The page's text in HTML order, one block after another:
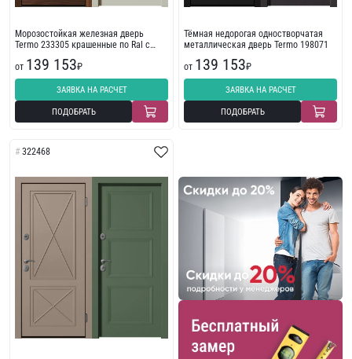
Морозостойкая железная дверь
Termo 233305 крашенные по Ral с
от 139 153₽
ЗАЯВКА НА РАСЧЕТ
ПОДОБРАТЬ
Тёмная недорогая одностворчатая
металлическая дверь Termo 198071
от 139 153₽
ЗАЯВКА НА РАСЧЕТ
ПОДОБРАТЬ
322468